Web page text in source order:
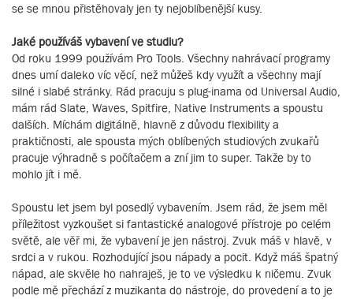
se se mnou přistěhovaly jen ty nejoblíbenější kusy.
Jaké používáš vybavení ve studiu?
Od roku 1999 používám Pro Tools. Všechny nahrávací programy
dnes umí daleko víc věcí, než můžeš kdy využít a všechny mají
silné i slabé stránky. Rád pracuju s plug-inama od Universal Audio,
mám rád Slate, Waves, Spitfire, Native Instruments a spoustu
dalších. Míchám digitálně, hlavně z důvodu flexibility a
praktičnosti, ale spousta mých oblíbených studiových zvukařů
pracuje výhradně s počítačem a zní jim to super. Takže by to
mohlo jít i mě.
Spoustu let jsem byl posedlý vybavením. Jsem rád, že jsem měl
příležitost vyzkoušet si fantastické analogové přístroje po celém
světě, ale věř mi, že vybavení je jen nástroj. Zvuk máš v hlavě, v
srdci a v rukou. Rozhodující jsou nápady a pocit. Když máš špatný
nápad, ale skvěle ho nahraješ, je to ve výsledku k ničemu. Zvuk
podle mě přechází z muzikanta do nástroje, do provedení a to je